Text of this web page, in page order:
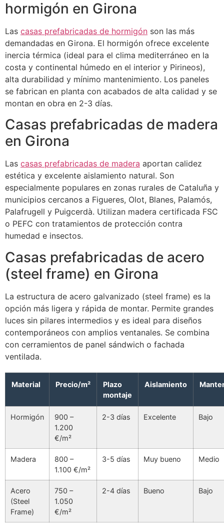
hormigón en Girona
Las casas prefabricadas de hormigón son las más
demandadas en Girona. El hormigón ofrece excelente
inercia térmica (ideal para el clima mediterráneo en la
costa y continental húmedo en el interior y Pirineos),
alta durabilidad y mínimo mantenimiento. Los paneles
se fabrican en planta con acabados de alta calidad y se
montan en obra en 2-3 días.
Casas prefabricadas de madera
en Girona
Las casas prefabricadas de madera aportan calidez
estética y excelente aislamiento natural. Son
especialmente populares en zonas rurales de Cataluña y
municipios cercanos a Figueres, Olot, Blanes, Palamós,
Palafrugell y Puigcerdà. Utilizan madera certificada FSC
o PEFC con tratamientos de protección contra
humedad e insectos.
Casas prefabricadas de acero
(steel frame) en Girona
La estructura de acero galvanizado (steel frame) es la
opción más ligera y rápida de montar. Permite grandes
luces sin pilares intermedios y es ideal para diseños
contemporáneos con amplios ventanales. Se combina
con cerramientos de panel sándwich o fachada
ventilada.
Material Precio/m²
Plazo
montaje
Aislamiento
Hormigón
900 –
1.200
€/m²
2-3 días Excelente Bajo
Madera
800 –
1.100 €/m²
3-5 días Muy bueno Medio
Acero
(Steel
Frame)
750 –
1.050
€/m²
2-4 días Bueno Bajo